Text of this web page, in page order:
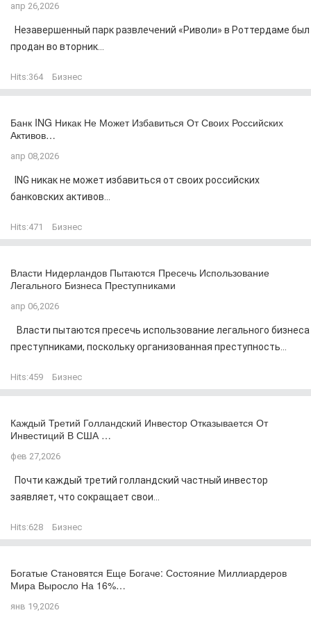
апр 26,2026
Незавершенный парк развлечений «Риволи» в Роттердаме был
продан во вторник...
Hits:364 Бизнес
Банк ING Никак Не Может Избавиться От Своих Российских
Активов…
апр 08,2026
ING никак не может избавиться от своих российских
банковских активов...
Hits:471 Бизнес
Власти Нидерландов Пытаются Пресечь Использование
Легального Бизнеса Преступниками
апр 06,2026
Власти пытаются пресечь использование легального бизнеса
преступниками, поскольку организованная преступность...
Hits:459 Бизнес
Каждый Третий Голландский Инвестор Отказывается От
Инвестиций В США …
фев 27,2026
Почти каждый третий голландский частный инвестор
заявляет, что сокращает свои...
Hits:628 Бизнес
Богатые Становятся Еще Богаче: Состояние Миллиардеров
Мира Выросло На 16%…
янв 19,2026